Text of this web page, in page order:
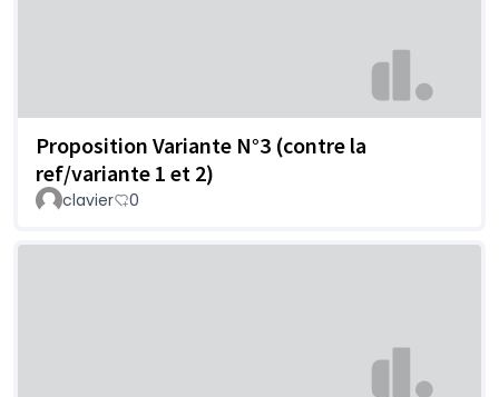
Proposition Variante N°3 (contre la
ref/variante 1 et 2)
clavier 0